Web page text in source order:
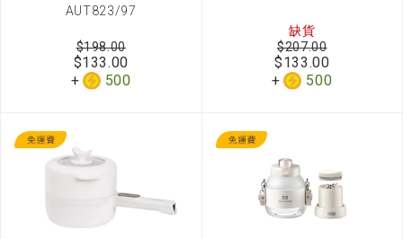
AUT823/97
$133.00
500
$198.00
缺貨
$133.00
500
$207.00